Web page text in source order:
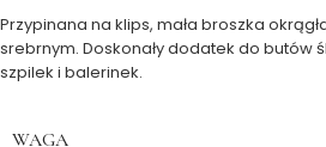
Przypinana na klips, mała broszka
srebrnym. Doskonały dodatek do butów
szpilek i balerinek.
WAGA